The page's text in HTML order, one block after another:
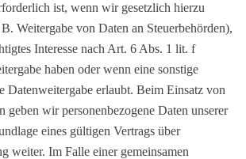
ist, wenn wir gesetzlich hierzu
Weitergabe von Daten an Steuerbehörden),
Interesse nach Art. 6 Abs. 1 lit. f
haben oder wenn eine sonstige
Datenweitergabe erlaubt. Beim Einsatz von
geben wir personenbezogene Daten unserer
eines gültigen Vertrags über
weiter. Im Falle einer gemeinsamen